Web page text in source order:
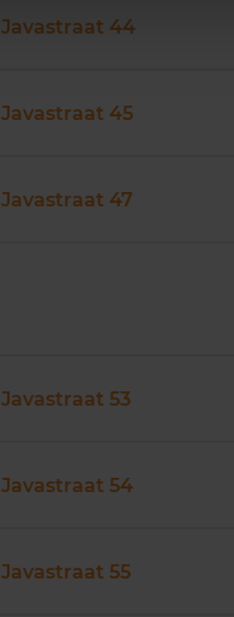
Javastraat 44
Javastraat 45
Javastraat 47
Javastraat 53
Javastraat 54
Javastraat 55